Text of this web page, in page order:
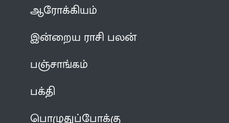
ஆரோக்கியம்
இன்றைய ராசி பலன்
பஞ்சாங்கம்
பக்தி
பொழுதுப்போக்கு